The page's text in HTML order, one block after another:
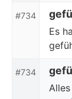
#734
Es
#734